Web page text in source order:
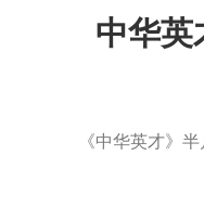
中华
《中华英才》